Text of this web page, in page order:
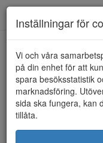
HEM GREEN
Inställningar för
Vi och våra
på din enhet för att
spara besöksstatistik
marknadsföring.
sida ska fungera, kan
tillåta.